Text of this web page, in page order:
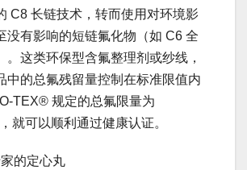
C8 长链技术，转而使用对环境影
没有影响的短链氟化物（如 C6 全
。这类环保型含氟整理剂或纱线，
中的总氟残留量控制在标准限值内
TEX® 规定的总氟限量为
就可以顺利通过健康认证。
的定心丸